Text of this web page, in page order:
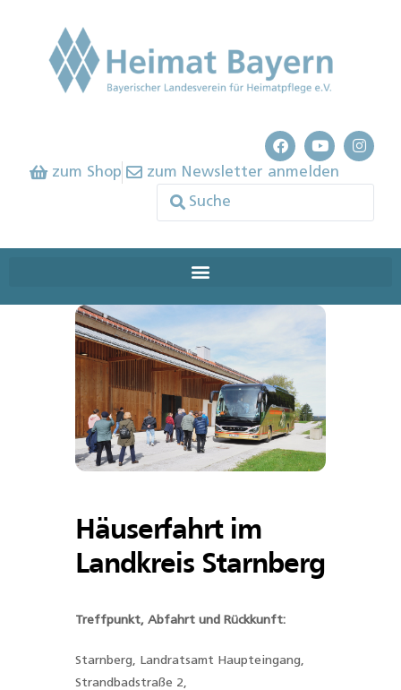
zum Shop zum Newsletter anmelden
Häuserfahrt im
Landkreis Starnberg
Treffpunkt, Abfahrt und Rückkunft:
Starnberg, Landratsamt Haupteingang,
Strandbadstraße 2,